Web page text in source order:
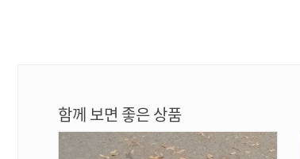
함께 보면 좋은 상품